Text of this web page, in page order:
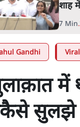
शाह
7 Min.
Gandhi
में
कैसे सुलझे